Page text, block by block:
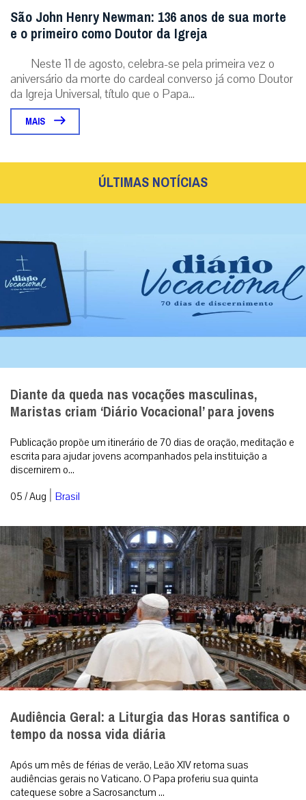
São John Henry Newman: 136 anos de sua morte
e o primeiro como Doutor da Igreja
Neste 11 de agosto, celebra-se pela primeira vez o
aniversário da morte do cardeal converso já como Doutor
da Igreja Universal, título que o Papa...
MAIS
ÚLTIMAS NOTÍCIAS
Diante da queda nas vocações masculinas,
Maristas criam ‘Diário Vocacional’ para jovens
Publicação propõe um itinerário de 70 dias de oração, meditação e
escrita para ajudar jovens acompanhados pela instituição a
discernirem o...
05 / Aug | Brasil
Audiência Geral: a Liturgia das Horas santifica o
tempo da nossa vida diária
Após um mês de férias de verão, Leão XIV retoma suas
audiências gerais no Vaticano. O Papa proferiu sua quinta
catequese sobre a Sacrosanctum ...